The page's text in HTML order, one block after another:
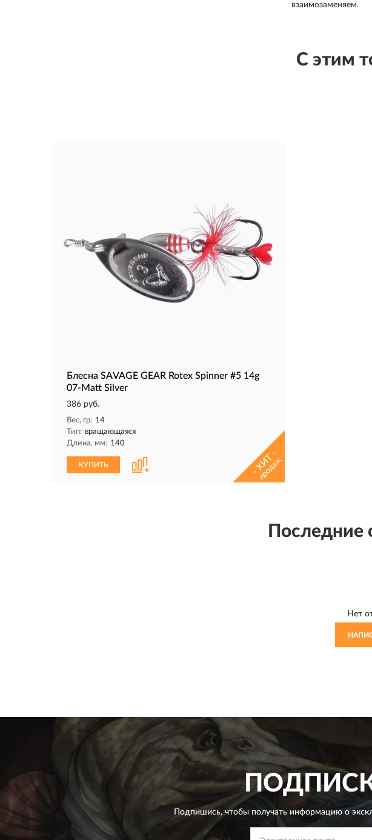
взаимозаменяем.
С этим
Блесна SAVAGE GEAR Rotex Spinner #5 14g
07-Matt Silver
386 руб.
Вес, гр: 14
Тип: вращающаяся
Длина, мм: 140
КУПИТЬ - ХИТ -
продаж
Последние
Нет
Подпишись, чтобы получать информацию о